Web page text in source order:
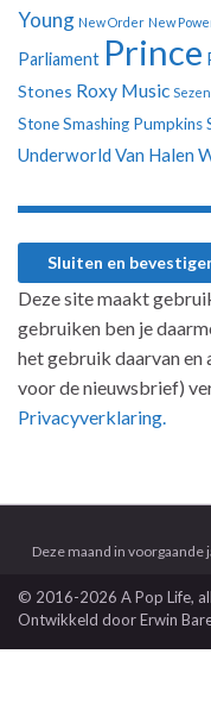
Young New Order New
Parliament Prince
Stones Roxy Music
StoneSmashing Pumpkins
Underworld Van Halen
Deze site maakt
gebruiken ben je
het gebruik daarvan en
voor de nieuwsbrief)
Privacyverklaring.
Deze maand in voorgaande
© 2016-2026 A Pop Life,
Ontwikkeld doorErwin